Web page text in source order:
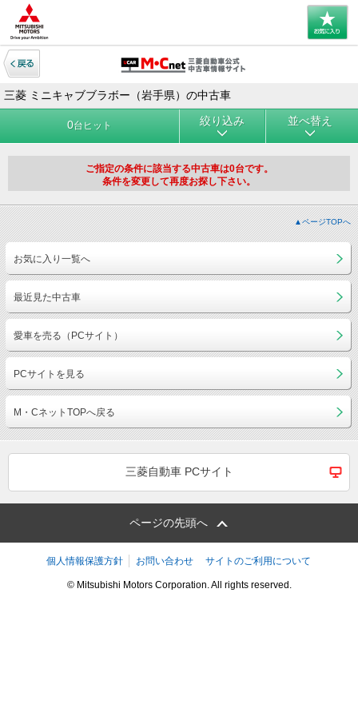
三菱 ミニキャブブラボー（岩手県）の中古車
0台ヒット 絞り込み 並べ替え
ご指定の条件に該当する中古車は0台です。
条件を変更して再度お探し下さい。
▲ページTOPへ
お気に入り一覧へ
最近見た中古車
愛車を売る（PCサイト）
PCサイトを見る
M・CネットTOPへ戻る
三菱自動車 PCサイト
ページの先頭へ
個人情報保護方針 お問い合わせ サイトのご利用について
© Mitsubishi Motors Corporation. All rights reserved.